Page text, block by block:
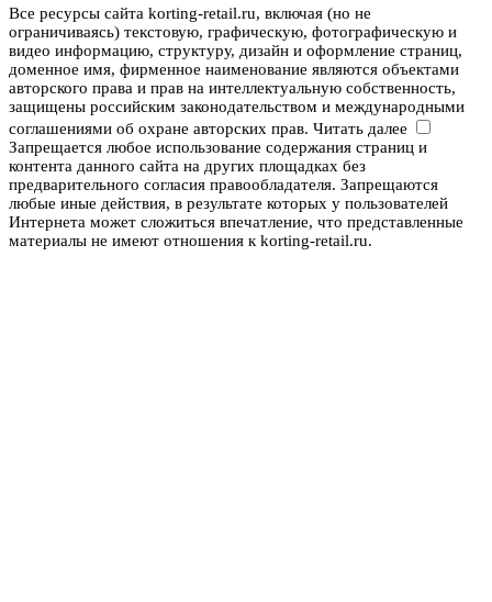
Все ресурсы сайта korting-retail.ru, включая (но не
ограничиваясь) текстовую, графическую, фотографическую и
видео информацию, структуру, дизайн и оформление страниц,
доменное имя, фирменное наименование являются объектами
авторского права и прав на интеллектуальную собственность,
защищены российским законодательством и международными
соглашениями об охране авторских прав. Читать далее
Запрещается любое использование содержания страниц и
контента данного сайта на других площадках без
предварительного согласия правообладателя. Запрещаются
любые иные действия, в результате которых у пользователей
Интернета может сложиться впечатление, что представленные
материалы не имеют отношения к korting-retail.ru.